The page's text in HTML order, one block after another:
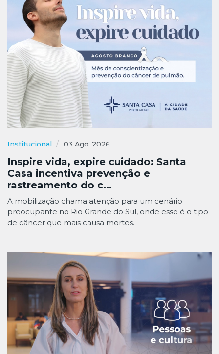
Institucional 03 Ago, 2026
Inspire vida, expire cuidado: Santa
Casa incentiva prevenção e
rastreamento do c...
A mobilização chama atenção para um cenário
preocupante no Rio Grande do Sul, onde esse é o tipo
de câncer que mais causa mortes.